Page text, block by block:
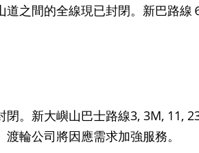
之間的全線現已封閉。新巴路線
。新大嶼山巴士路線3, 3M, 11,
輪公司將因應需求加強服務。